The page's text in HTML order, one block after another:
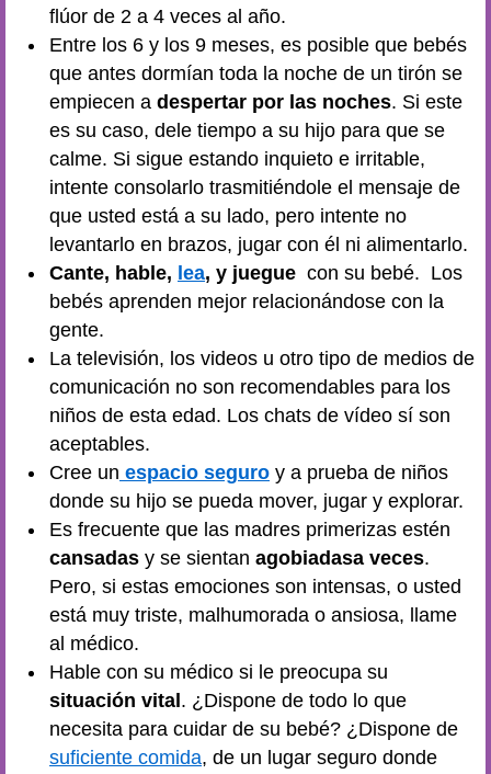
flúor de 2 a 4 veces al año.
Entre los 6 y los 9 meses, es posible que bebés
que antes dormían toda la noche de un tirón se
empiecen a despertar por las noches. Si este
es su caso, dele tiempo a su hijo para que se
calme. Si sigue estando inquieto e irritable,
intente consolarlo trasmitiéndole el mensaje de
que usted está a su lado, pero intente no
levantarlo en brazos, jugar con él ni alimentarlo.
Cante, hable, lea, y juegue con su bebé. Los
bebés aprenden mejor relacionándose con la
gente.
La televisión, los videos u otro tipo de medios de
comunicación no son recomendables para los
niños de esta edad. Los chats de vídeo sí son
aceptables.
Cree un espacio seguro y a prueba de niños
donde su hijo se pueda mover, jugar y explorar.
Es frecuente que las madres primerizas estén
cansadas y se sientan agobiadasa veces.
Pero, si estas emociones son intensas, o usted
está muy triste, malhumorada o ansiosa, llame
al médico.
Hable con su médico si le preocupa su
situación vital . ¿Dispone de todo lo que
necesita para cuidar de su bebé? ¿Dispone de
suficiente comida, de un lugar seguro donde